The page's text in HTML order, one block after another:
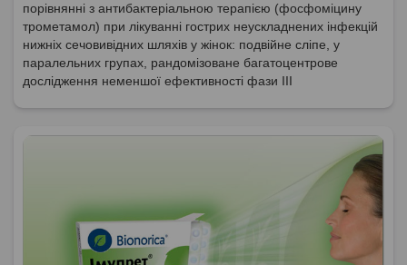
порівнянні з антибактеріальною терапією (фосфоміцину
трометамол) при лікуванні гострих неускладнених інфекцій
нижніх сечовивідних шляхів у жінок: подвійне сліпе, у
паралельних групах, рандомізоване багатоцентрове
дослідження неменшої ефективності фази III